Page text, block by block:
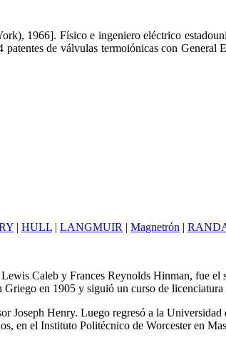
1966]. Físico e ingeniero eléctrico
de válvulas termoiónicas con
| HULL | LANGMUIR | Magnetrón |
Caleb y Frances Reynolds Hinman, fue el
en 1905 y siguió un curso de licenciatura
Henry. Luego regresó a la
en el Instituto Politécnico de Worcester en